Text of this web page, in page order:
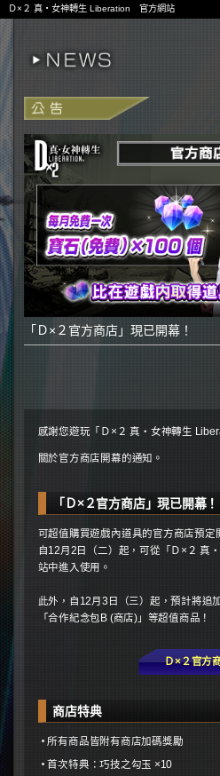
Ｄ×２ 真・女神轉生 Liberation 官方網站
「Ｄ×２官方商店」現已開幕！
感謝您遊玩「Ｄ×２ 真・女神轉生
關於官方商店開幕的通知。
「Ｄ×２官方商店」現已開幕！
可超值購買遊戲內道具的官方商店預定
自12月2日（二）起，可從「Ｄ×２ 真
站中進入使用。
此外，自12月3日（三）起，預計將追
「合作紀念包B (商店)」等超值商品！
Ｄ×２官方
商店特典
所有商品皆附有商店加碼獎勵
首次特典：巧技之勾玉 ×10